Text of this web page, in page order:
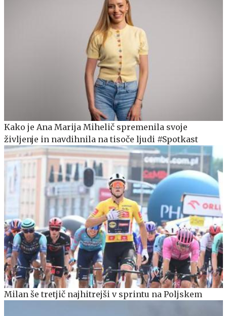
Kako je Ana Marija Mihelič spremenila svoje
življenje in navdihnila na tisoče ljudi #Spotkast
Milan še tretjič najhitrejši v sprintu na Poljskem